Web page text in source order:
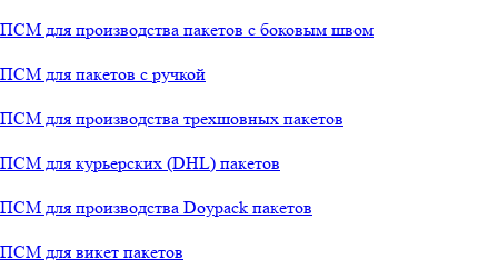
ПСМ для производства пакетов с боковым швом
ПСМ для пакетов с ручкой
ПСМ для производства трехшовных пакетов
ПСМ для курьерских (DHL) пакетов
ПСМ для производства Doypack пакетов
ПСМ для викет пакетов